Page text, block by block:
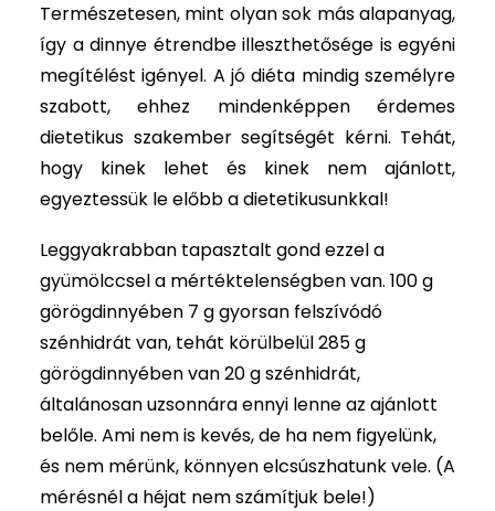
GYIK
Kapcsolat
Kereső
Természetesen, mint olyan sok más alapanyag,
így a dinnye étrendbe illeszthetősége is egyéni
megítélést igényel. A jó diéta mindig személyre
szabott, ehhez mindenképpen érdemes
dietetikus szakember segítségét kérni. Tehát,
hogy kinek lehet és kinek nem ajánlott,
egyeztessük le előbb a dietetikusunkkal!
Leggyakrabban tapasztalt gond ezzel a
gyümölccsel a mértéktelenségben van. 100 g
görögdinnyében 7 g gyorsan felszívódó
szénhidrát van, tehát körülbelül 285 g
görögdinnyében van 20 g szénhidrát,
általánosan uzsonnára ennyi lenne az ajánlott
belőle. Ami nem is kevés, de ha nem figyelünk,
és nem mérünk, könnyen elcsúszhatunk vele. (A
mérésnél a héjat nem számítjuk bele!)